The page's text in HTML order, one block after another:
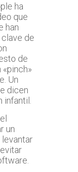
ha
que
han
de
de
Un
dicen
infantil.
un
levantar